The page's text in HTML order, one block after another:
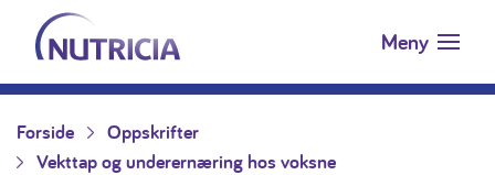
Hopp til innholdet
Nutricia.no Meny
Forside
Oppskrifter
Vekttap og underernæring hos voksne